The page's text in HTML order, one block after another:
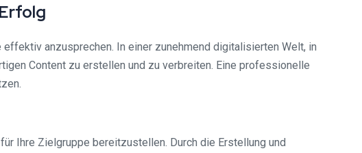
anzusprechen. In einer zunehmend digitalisierten Welt, in
Content zu erstellen und zu verbreiten. Eine professionelle
Ihre Zielgruppe bereitzustellen. Durch die Erstellung und